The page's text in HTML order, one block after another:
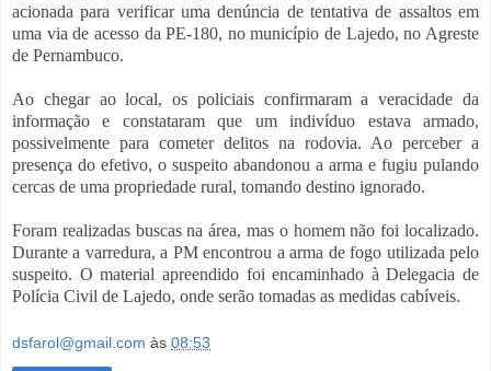
acionada para verificar uma denúncia de tentativa de assaltos em
uma via de acesso da PE-180, no município de Lajedo, no Agreste
de Pernambuco.
Ao chegar ao local, os policiais confirmaram a veracidade da
informação e constataram que um indivíduo estava armado,
possivelmente para cometer delitos na rodovia. Ao perceber a
presença do efetivo, o suspeito abandonou a arma e fugiu pulando
cercas de uma propriedade rural, tomando destino ignorado.
Foram realizadas buscas na área, mas o homem não foi localizado.
Durante a varredura, a PM encontrou a arma de fogo utilizada pelo
suspeito. O material apreendido foi encaminhado à Delegacia de
Polícia Civil de Lajedo, onde serão tomadas as medidas cabíveis.
dsfarol@gmail.com às 08:53